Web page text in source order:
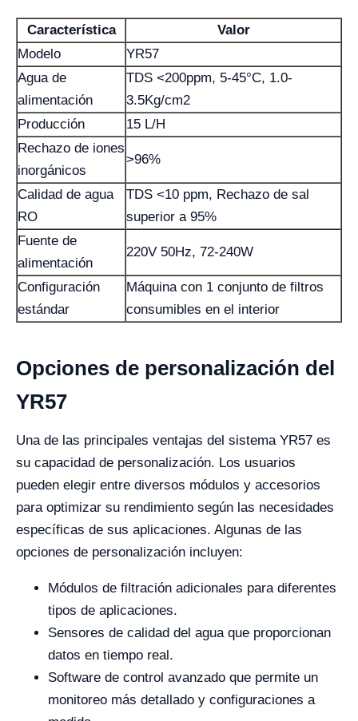
Característica
Valor
Modelo
YR57
Agua de
alimentación
TDS <200ppm, 5-45°C, 1.0-
3.5Kg/cm2
Producción
15 L/H
Rechazo de iones
inorgánicos
>96%
Calidad de agua
RO
TDS <10 ppm, Rechazo de sal
superior a 95%
Fuente de
alimentación
220V 50Hz, 72-240W
Configuración
estándar
Máquina con 1 conjunto de filtros
consumibles en el interior
Opciones de personalización del
YR57
Una de las principales ventajas del sistema YR57 es
su capacidad de personalización. Los usuarios
pueden elegir entre diversos módulos y accesorios
para optimizar su rendimiento según las necesidades
específicas de sus aplicaciones. Algunas de las
opciones de personalización incluyen:
Módulos de filtración adicionales para diferentes
tipos de aplicaciones.
Sensores de calidad del agua que proporcionan
datos en tiempo real.
Software de control avanzado que permite un
monitoreo más detallado y configuraciones a